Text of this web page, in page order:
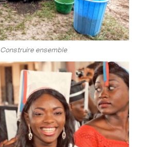
Construire ensemble